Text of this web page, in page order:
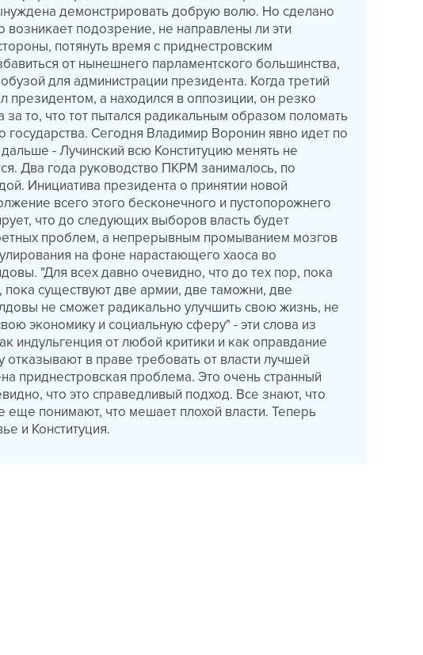
демонстрировать добрую волю. Но сделано
возникает подозрение, не направлены ли эти
потянуть время с приднестровским
от нынешнего парламентского большинства,
для администрации президента. Когда третий
а находился в оппозиции, он резко
за то, что тот пытался радикальным образом поломать
государства. Сегодня Владимир Воронин явно идет по
- Лучинский всю Конституцию менять не
Два года руководство ПКРМ занималось, по
Инициатива президента о принятии новой
всего этого бесконечного и пустопорожнего
что до следующих выборов власть будет
проблем, а непрерывным промыванием мозгов
на фоне нарастающего хаоса во
"Для всех давно очевидно, что до тех пор, пока
существуют две армии, две таможни, две
не сможет радикально улучшить свою жизнь, не
экономику и социальную сферу" - эти слова из
индульгенция от любой критики и как оправдание
в праве требовать от власти лучшей
приднестровская проблема. Это очень странный
что это справедливый подход. Все знают, что
еще понимают, что мешает плохой власти. Теперь
и Конституция.